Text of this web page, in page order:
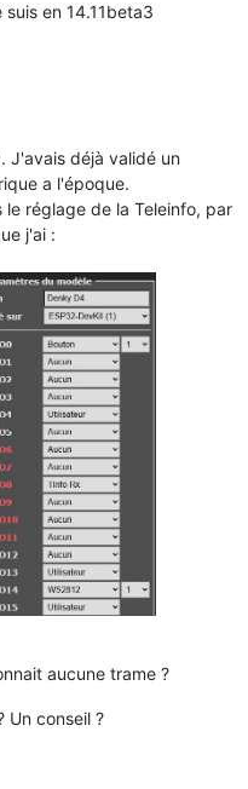
en 14.11beta3
J'avais déjà validé un
a l'époque.
réglage de la Teleinfo, par
j'ai :
aucune trame ?
Un conseil ?